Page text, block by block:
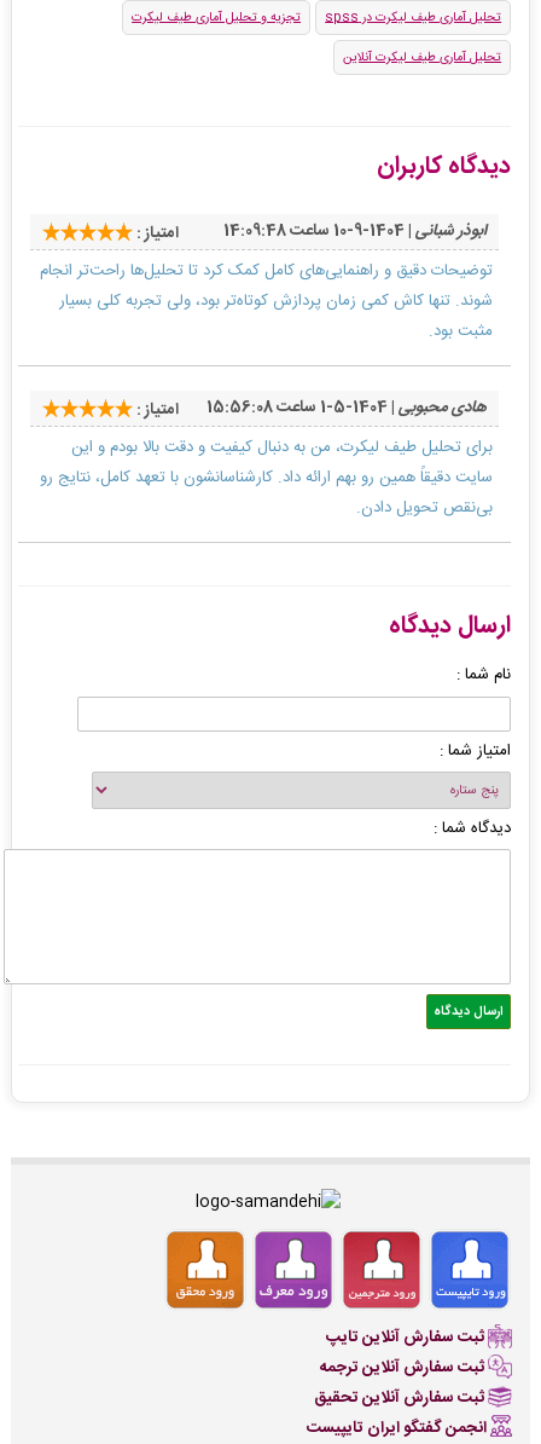
تحلیل آماری طیف لیکرت در spss
تجزیه و تحلیل آماری طیف لیکرت
تحلیل آماری طیف لیکرت آنلاین
دیدگاه کاربران
ابوذر شبانی| 1404-9-10 ساعت 14:09:48
امتیاز :
توضیحات دقیق و راهنمایی‌های کامل کمک کرد تا تحلیل‌ها راحت‌تر انجام
شوند. تنها کاش کمی زمان پردازش کوتاه‌تر بود، ولی تجربه کلی بسیار
مثبت بود.
هادی محبوبی| 1404-5-1 ساعت 15:56:08
امتیاز :
برای تحلیل طیف لیکرت، من به دنبال کیفیت و دقت بالا بودم و این
سایت دقیقاً همین رو بهم ارائه داد. کارشناسانشون با تعهد کامل، نتایج رو
بی‌نقص تحویل دادن.
ارسال دیدگاه
نام شما :
امتیاز شما :
دیدگاه شما :
ثبت سفارش آنلاین تایپ
ثبت سفارش آنلاین ترجمه
ثبت سفارش آنلاین تحقیق
انجمن گفتگو ایران تایپیست